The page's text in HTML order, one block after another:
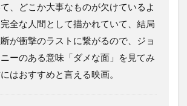
、どこか大事なものが欠けているよ
全な人間として描かれていて、結局
が衝撃のラストに繋がるので、ジョ
ーのある意味「ダメな面」を見てみ
はおすすめと言える映画。